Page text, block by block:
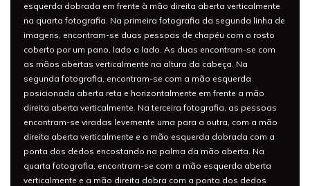
esquerda dobrada em frente à mão direita aberta verticalmente
na quarta fotografia. Na primeira fotografia da segunda linha de
imagens, encontram-se duas pessoas de chapéu com o rosto
coberto por um pano, lado a lado. As duas encontram-se com
as mãos abertas verticalmente na altura da cabeça. Na
segunda fotografia, encontram-se com a mão esquerda
posicionada aberta reta e horizontalmente em frente a mão
direita aberta verticalmente. Na terceira fotografia, as pessoas
encontram-se viradas levemente uma para a outra, com a mão
direita aberta verticalmente e a mão esquerda dobrada com a
ponta dos dedos encostando na palma da mão aberta. Na
quarta fotografia, encontram-se com a mão esquerda aberta
verticalmente e a mão direita dobra com a ponta dos dedos